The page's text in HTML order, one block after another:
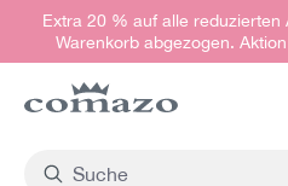
springen
Extra 20 % auf alle
Warenkorb abgezogen.